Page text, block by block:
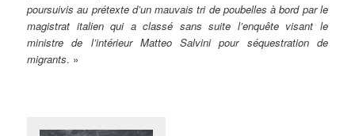
poursuivis au prétexte d’un mauvais tri de poubelles à bord par le
magistrat italien qui a classé sans suite l’enquête visant le
ministre de l’intérieur Matteo Salvini pour séquestration de
migrants. »